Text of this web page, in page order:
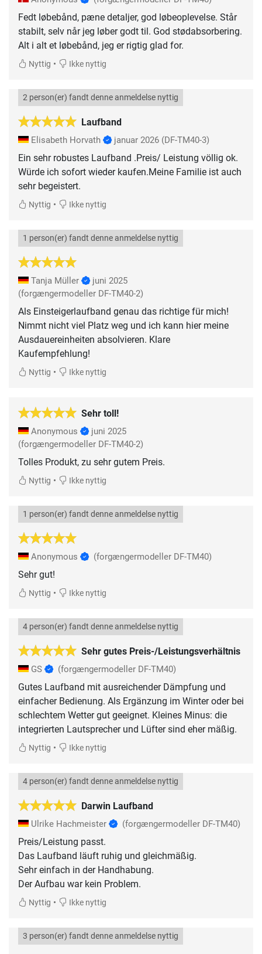
Fedt løbebånd, pæne detaljer, god løbeoplevelse. Står
stabilt, selv når jeg løber godt til. God stødabsorbering.
Alt i alt et løbebånd, jeg er rigtig glad for.
Nyttig • Ikke nyttig
Laufband
2 person(er) fandt denne anmeldelse nyttig
Elisabeth Horvath januar 2026 (DF-TM40-3)
Ein sehr robustes Laufband .Preis/ Leistung völlig ok.
Würde ich sofort wieder kaufen.Meine Familie ist auch
sehr begeistert.
Nyttig • Ikke nyttig
1 person(er) fandt denne anmeldelse nyttig
Tanja Müller
juni 2025
(forgængermodeller DF-TM40-2)
Als Einsteigerlaufband genau das richtige für mich!
Nimmt nicht viel Platz weg und ich kann hier meine
Ausdauereinheiten absolvieren. Klare
Kaufempfehlung!
Nyttig • Ikke nyttig
Sehr toll!
Anonymous
juni 2025
(forgængermodeller DF-TM40-2)
Tolles Produkt, zu sehr gutem Preis.
Nyttig • Ikke nyttig
1 person(er) fandt denne anmeldelse nyttig
Anonymous (forgængermodeller DF-TM40)
Sehr gut!
Nyttig • Ikke nyttig
Sehr gutes Preis-/Leistungsverhältnis
4 person(er) fandt denne anmeldelse nyttig
GS (forgængermodeller DF-TM40)
Gutes Laufband mit ausreichender Dämpfung und
einfacher Bedienung. Als Ergänzung im Winter oder bei
schlechtem Wetter gut geeignet. Kleines Minus: die
integrierten Lautsprecher und Lüfter sind eher mäßig.
Nyttig • Ikke nyttig
Darwin Laufband
4 person(er) fandt denne anmeldelse nyttig
Ulrike Hachmeister (forgængermodeller DF-TM40)
Preis/Leistung passt.
Das Laufband läuft ruhig und gleichmäßig.
Sehr einfach in der Handhabung.
Der Aufbau war kein Problem.
Nyttig • Ikke nyttig
3 person(er) fandt denne anmeldelse nyttig